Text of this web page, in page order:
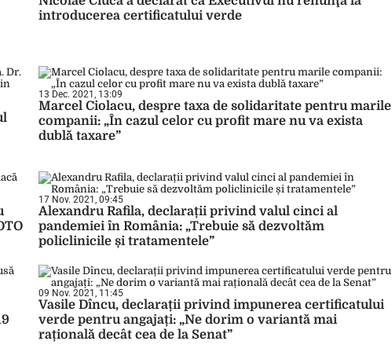
introducerea certificatului verde
13 Dec. 2021, 13:09
Marcel Ciolacu, despre taxa de solidaritate pentru marile
companii: „În cazul celor cu profit mare nu va exista
dublă taxare”
17 Nov. 2021, 09:45
Alexandru Rafila, declarații privind valul cinci al
pandemiei în România: „Trebuie să dezvoltăm
policlinicile și tratamentele”
09 Nov. 2021, 11:45
Vasile Dîncu, declarații privind impunerea certificatului
verde pentru angajați: „Ne dorim o variantă mai
rațională decât cea de la Senat”